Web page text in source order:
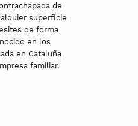
de
superficie
de forma
en los
en Cataluña
familiar.